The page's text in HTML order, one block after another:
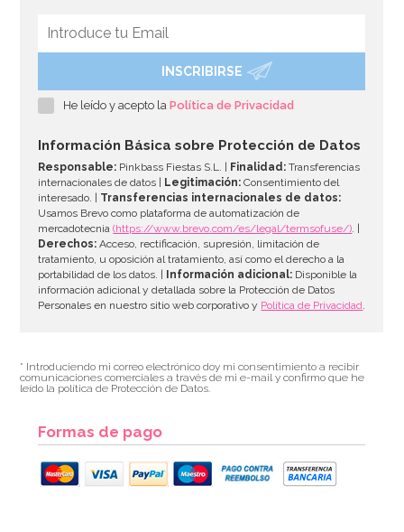
INSCRIBIRSE
He leído y acepto laPolítica de Privacidad
Información Básica sobre Protección de Datos
Responsable: Pinkbass Fiestas S.L. | Finalidad: Transferencias
internacionales de datos |
Legitimación: Consentimiento del
interesado. | Transferencias internacionales de datos:
Usamos Brevo como plataforma de automatización de
mercadotecnia(https://www.brevo.com/es/legal/termsofuse/). |
Derechos: Acceso, rectificación, supresión, limitación de
tratamiento, u oposición al tratamiento, así como el derecho a la
portabilidad de los datos. |
Información adicional: Disponible la
información adicional y detallada sobre la Protección de Datos
Personales en nuestro sitio web corporativo y Política de Privacidad.
* Introduciendo mi correo electrónico doy mi consentimiento a recibir
comunicaciones comerciales a través de mi e-mail y confirmo que he
leído la política de Protección de Datos.
Formas de pago